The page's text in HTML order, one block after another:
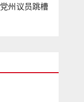
州议员跳槽